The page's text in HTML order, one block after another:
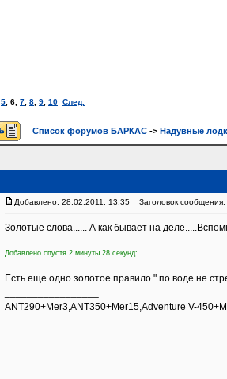
5 6 7 8 9 10 След.
Список форумов БАРКАС -> Надувные
Добавлено: 28.02.2011, 13:35 Заголовок сообщения:
Золотые слова...... А как бывает на
Добавлено спустя 2 минуты 28 секунд:
Есть еще одно золотое правило " по воде не
ANT290+Mer3,ANT350+Mer15,Adventure V-